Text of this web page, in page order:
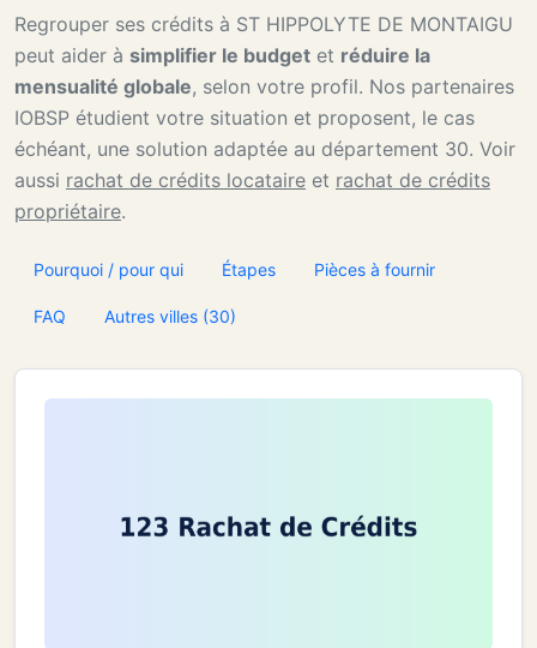
Regrouper ses crédits à ST HIPPOLYTE DE MONTAIGU
peut aider à simplifier le budget et réduire la
mensualité globale, selon votre profil. Nos partenaires
IOBSP étudient votre situation et proposent, le cas
échéant, une solution adaptée au département 30. Voir
aussi rachat de crédits locataire et rachat de crédits
propriétaire.
Pourquoi / pour qui Étapes Pièces à fournir
FAQ Autres villes (30)